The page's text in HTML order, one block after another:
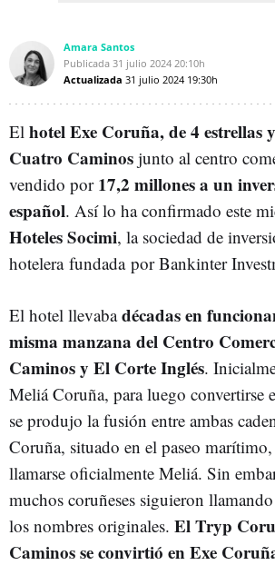
Amara Santos
Publicada 31 julio 2024 20:10h
Actualizada 31 julio 2024 19:30h
El hotel Exe Coruña, de 4 estrellas
Cuatro Caminos junto al centro
vendido por 17,2 millones a un
español. Así lo ha confirmado este
Hoteles Socimi, la sociedad de
hotelera fundada por Bankinter
El hotel llevabadécadas en
misma manzana del Centro
Caminos y El Corte Inglés.
Meliá Coruña, para luego convertirse
se produjo la fusión entre ambas
Coruña, situado en el paseo marítimo,
llamarse oficialmente Meliá. Sin
muchos coruñeses siguieron
los nombres originales. El Tryp
Caminos se convirtió en Exe